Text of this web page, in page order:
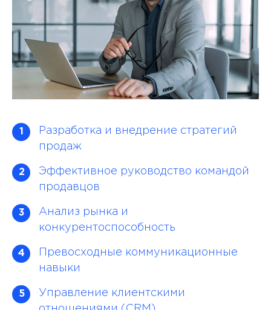
1
Разработка и внедрение стратегий
продаж
2
Эффективное руководство командой
продавцов
3
Анализ рынка и
конкурентоспособность
4
Превосходные коммуникационные
навыки
5
Управление клиентскими